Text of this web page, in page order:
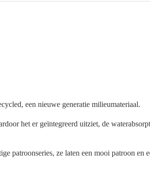
een nieuwe generatie milieumateriaal.
het er geïntegreerd uitziet, de
patroonseries, ze laten een mooi patroon en